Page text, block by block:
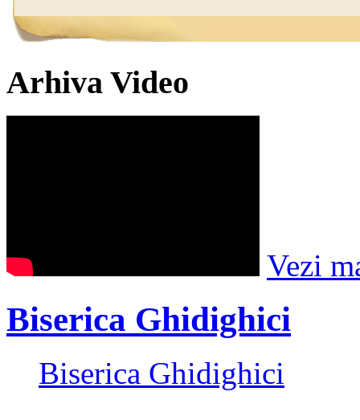
Arhiva Video
Vezi
Biserica Ghidighici
Biserica Ghidighici